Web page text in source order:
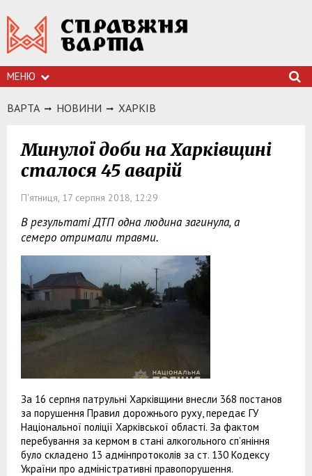
МЕНЮ
ВАРТА НОВИНИ ХАРКIВ
Минулої доби на Харківщині
сталося 45 аварій
П'ятниця, 17 серпня 2018, 12:29
В результаті ДТП одна людина загинула, а
семеро отримали травми.
За 16 серпня патрульні Харківщини внесли 368 постанов
за порушення Правил дорожнього руху, передає ГУ
Національної поліції Харківської області. За фактом
перебування за кермом в стані алкогольного сп’яніння
було складено 13 адмінпротоколів за ст. 130 Кодексу
України про адміністративні правопорушення.